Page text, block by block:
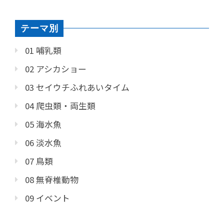
テーマ別
01 哺乳類
02 アシカショー
03 セイウチふれあいタイム
04 爬虫類・両生類
05 海水魚
06 淡水魚
07 鳥類
08 無脊椎動物
09 イベント